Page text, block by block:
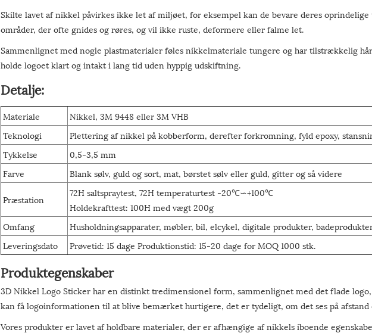
Skilte lavet af nikkel påvirkes ikke let af miljøet, for eksempel kan de bevare deres
områder, der ofte gnides og røres, og vil ikke ruste, deformere eller falme let.
Sammenlignet med nogle plastmaterialer føles nikkelmateriale tungere og har tilstrækkelig
holde logoet klart og intakt i lang tid uden hyppig udskiftning.
Detalje:
Materiale
Nikkel, 3M 9448 eller 3M VHB
Teknologi
Plettering af nikkel på kobberform, derefter forkromning, fyld epoxy,
Tykkelse
0,5-3,5 mm
Farve
Blank sølv, guld og sort, mat, børstet sølv eller guld, gitter og så videre
Præstation
72H saltspraytest, 72H temperaturtest -20℃∽+100℃
Holdekrafttest: 100H med vægt 200g
Omfang
Husholdningsapparater, møbler, bil, elcykel, digitale produkter,
Leveringsdato
Prøvetid: 15 dage Produktionstid: 15-20 dage for MOQ 1000 stk.
Produktegenskaber
3D Nikkel Logo Sticker har en distinkt tredimensionel form, sammenlignet med det flade
kan få logoinformationen til at blive bemærket hurtigere, det er tydeligt, om det ses på
Vores produkter er lavet af holdbare materialer, der er afhængige af nikkels iboende